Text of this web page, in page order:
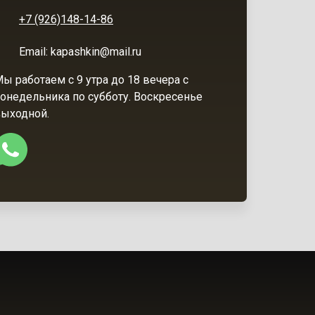
+7 (926)148-14-86
Email: kapashkin@mail.ru
работаем с 9 утра до 18 вечера с
по субботу. Воскресенье